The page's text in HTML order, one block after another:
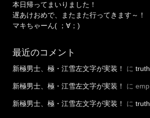
本日帰ってまいりました！
遅あけおめで、またまた行ってきます～！
マキちゃーん( ；∀；)
最近のコメント
新極男士、極・江雪左文字が実装！ に truth
新極男士、極・江雪左文字が実装！ に emp
新極男士、極・江雪左文字が実装！ に truth